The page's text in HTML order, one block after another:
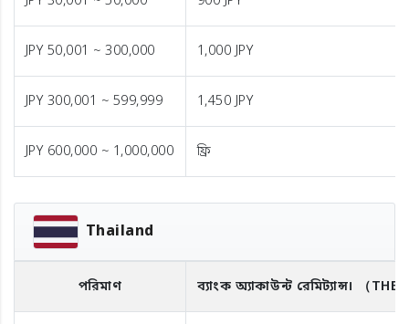
JPY 50,001 ~ 300,000 1,000 JPY
JPY 300,001 ~ 599,999 1,450 JPY
JPY 600,000 ~ 1,000,000 ফ্রি
Thailand
পরিমাণ ব্যাংক অ্যাকাউন্ট রেমিট্যান্স। （THB